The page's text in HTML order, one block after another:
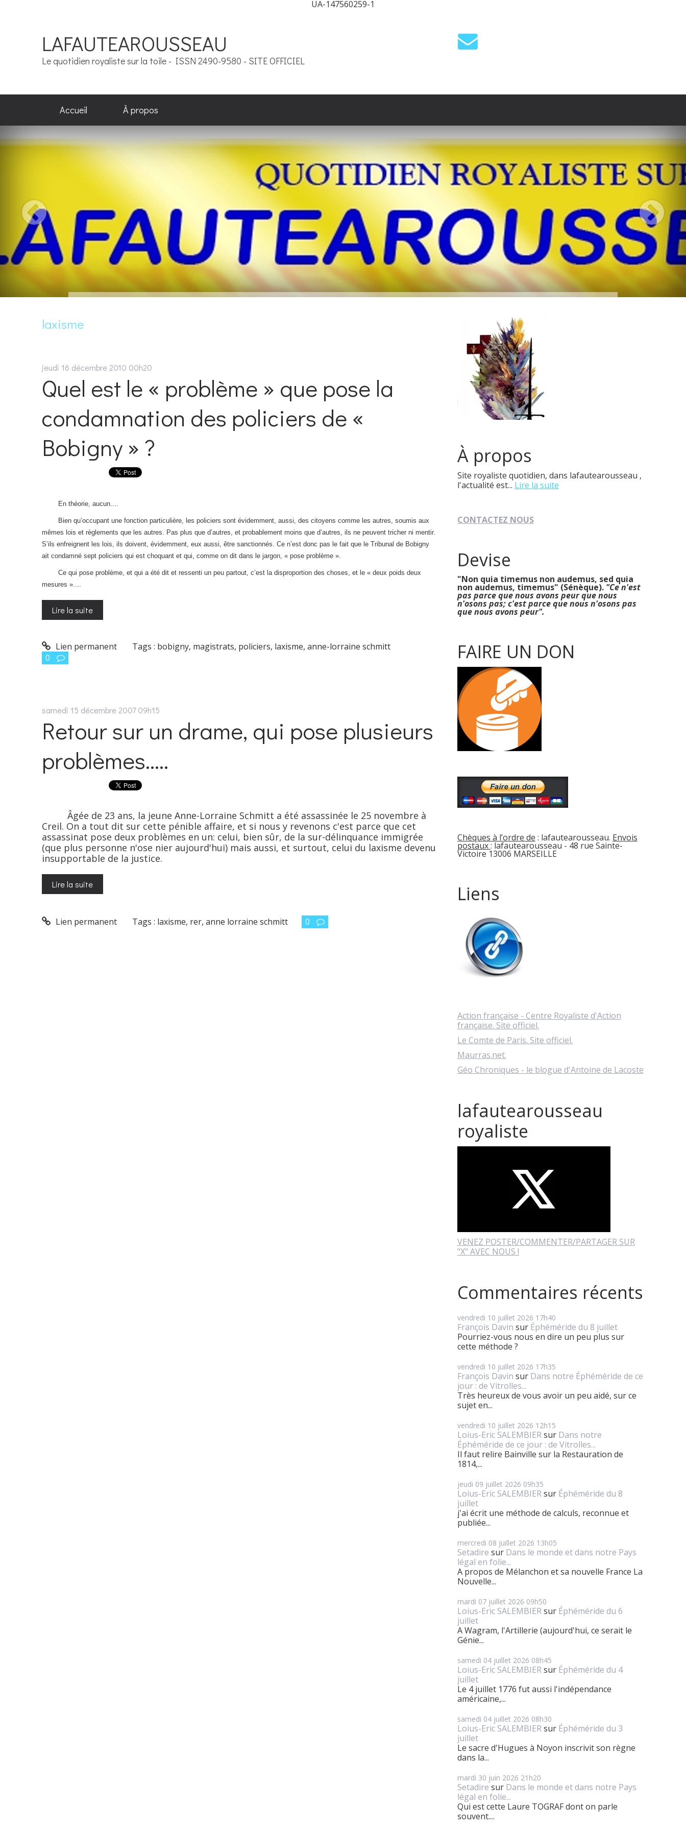
UA-147560259-1
LAFAUTEAROUSSEAU
Le quotidien royaliste sur la toile - ISSN 2490-9580 - SITE OFFICIEL
Accueil À propos
laxisme
jeudi 16 décembre 2010 00h20
Quel est le « problème » que pose la
condamnation des policiers de «
Bobigny » ?
En théorie, aucun....
Bien qu’occupant une fonction particulière, les policiers sont évidemment, aussi, des citoyens comme les autres, soumis aux
mêmes lois et règlements que les autres. Pas plus que d’autres, et probablement moins que d’autres, ils ne peuvent tricher ni mentir.
S’ils enfreignent les lois, ils doivent, évidemment, eux aussi, être sanctionnés. Ce n’est donc pas le fait que le Tribunal de Bobigny
ait condamné sept policiers qui est choquant et qui, comme on dit dans le jargon, « pose problème ».
Ce qui pose problème, et qui a été dit et ressenti un peu partout, c’est la disproportion des choses, et le « deux poids deux
mesures »....
Lire la suite
Lien permanent Tags : bobigny, magistrats, policiers, laxisme,anne-lorraine schmitt
0
samedi 15 décembre 2007 09h15
Retour sur un drame, qui pose plusieurs
problèmes.....
Âgée de 23 ans, la jeune Anne-Lorraine Schmitt a été assassinée le 25 novembre à
Creil. On a tout dit sur cette pénible affaire, et si nous y revenons c'est parce que cet
assassinat pose deux problèmes en un: celui, bien sûr, de la sur-délinquance immigrée
(que plus personne n'ose nier aujourd'hui) mais aussi, et surtout, celui du laxisme devenu
insupportable de la justice.
Lire la suite
Lien permanent Tags : laxisme, rer,anne lorraine schmitt 0
À propos
Site royaliste quotidien, dans lafautearousseau ,
l'actualité est... Lire la suite
CONTACTEZ NOUS
Devise
"Non quia timemus non audemus, sed quia
non audemus, timemus" (Sénèque). "Ce n'est
pas parce que nous avons peur que nous
n'osons pas; c'est parce que nous n'osons pas
que nous avons peur".
FAIRE UN DON
Chèques à l’ordre de : lafautearousseau. Envois
postaux: lafautearousseau - 48 rue Sainte-
Victoire 13006 MARSEILLE
Liens
Action française - Centre Royaliste d'Action
française. Site officiel.
Le Comte de Paris. Site officiel.
Maurras.net.
Géo Chroniques - le blogue d'Antoine de Lacoste
lafautearousseau
royaliste
VENEZ POSTER/COMMENTER/PARTAGER SUR
"X" AVEC NOUS !
Commentaires récents
vendredi 10 juillet 2026 17h40
François Davin sur Éphéméride du 8 juillet
Pourriez-vous nous en dire un peu plus sur
cette méthode ?
vendredi 10 juillet 2026 17h35
François Davin sur Dans notre Éphéméride de ce
jour : de Vitrolles...
Très heureux de vous avoir un peu aidé, sur ce
sujet en...
vendredi 10 juillet 2026 12h15
Loius-Eric SALEMBIERsur Dans notre
Éphéméride de ce jour : de Vitrolles...
Il faut relire Bainville sur la Restauration de
1814,...
jeudi 09 juillet 2026 09h35
Loius-Eric SALEMBIERsur Éphéméride du 8
juillet
j'ai écrit une méthode de calculs, reconnue et
publiée...
mercredi 08 juillet 2026 13h05
Setadire sur Dans le monde et dans notre Pays
légal en folie...
A propos de Mélanchon et sa nouvelle France La
Nouvelle...
mardi 07 juillet 2026 09h50
Loius-Eric SALEMBIERsur Éphéméride du 6
juillet
A Wagram, l'Artillerie (aujourd'hui, ce serait le
Génie...
samedi 04 juillet 2026 08h45
Loius-Eric SALEMBIERsur Éphéméride du 4
juillet
Le 4 juillet 1776 fut aussi l'indépendance
américaine,...
samedi 04 juillet 2026 08h30
Loius-Eric SALEMBIERsur Éphéméride du 3
juillet
Le sacre d'Hugues à Noyon inscrivit son règne
dans la...
mardi 30 juin 2026 21h20
Setadire sur Dans le monde et dans notre Pays
légal en folie...
Qui est cette Laure TOGRAF dont on parle
souvent....